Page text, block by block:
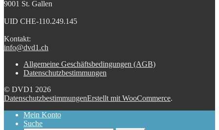
9001 St. Gallen
UID CHE-110.249.145
Kontakt:
info@dvd1.ch
Allgemeine Geschäftsbedingungen (AGB)
Datenschutzbestimmungen
© DVD1 2026
DatenschutzbestimmungenErstellt mit WooCommerce.
Mein Konto
Suche